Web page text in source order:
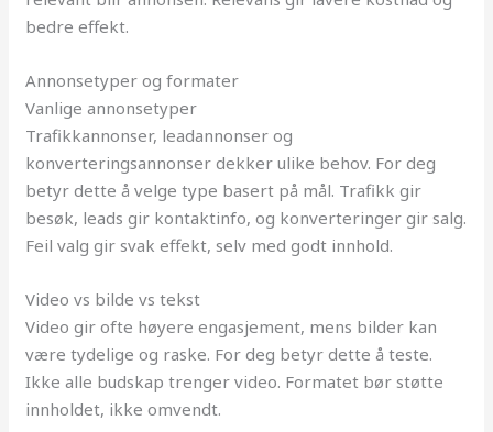
bedre effekt.
Annonsetyper og formater
Vanlige annonsetyper
Trafikkannonser, leadannonser og
konverteringsannonser dekker ulike behov. For deg
betyr dette å velge type basert på mål. Trafikk gir
besøk, leads gir kontaktinfo, og konverteringer gir salg.
Feil valg gir svak effekt, selv med godt innhold.
Video vs bilde vs tekst
Video gir ofte høyere engasjement, mens bilder kan
være tydelige og raske. For deg betyr dette å teste.
Ikke alle budskap trenger video. Formatet bør støtte
innholdet, ikke omvendt.